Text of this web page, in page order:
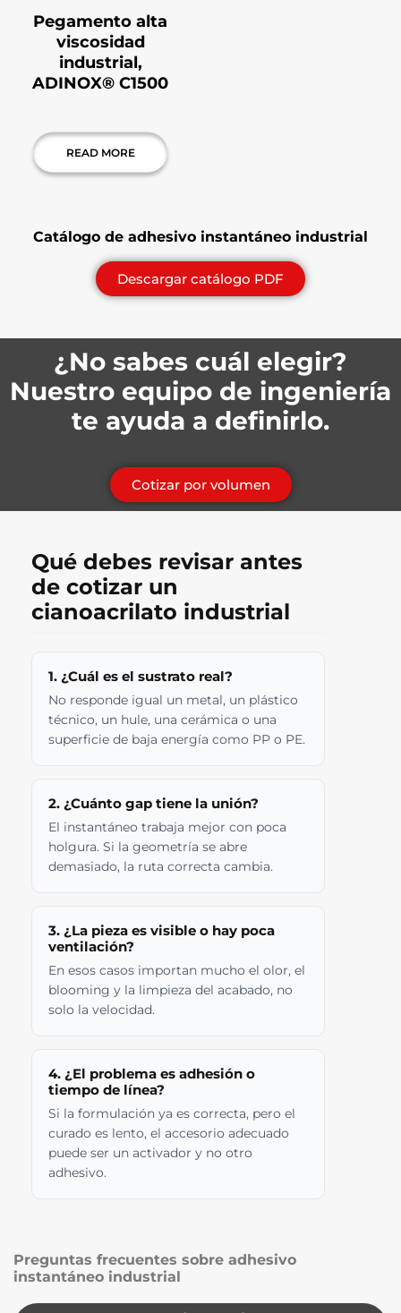
Pegamento alta
viscosidad
industrial,
ADINOX® C1500
READ MORE
Catálogo de adhesivo instantáneo industrial
Descargar catálogo PDF
¿No sabes cuál elegir?
Nuestro equipo de ingeniería
te ayuda a definirlo.
Cotizar por volumen
Qué debes revisar antes
de cotizar un
cianoacrilato industrial
1. ¿Cuál es el sustrato real?
No responde igual un metal, un plástico
técnico, un hule, una cerámica o una
superficie de baja energía como PP o PE.
2. ¿Cuánto gap tiene la unión?
El instantáneo trabaja mejor con poca
holgura. Si la geometría se abre
demasiado, la ruta correcta cambia.
3. ¿La pieza es visible o hay poca
ventilación?
En esos casos importan mucho el olor, el
blooming y la limpieza del acabado, no
solo la velocidad.
4. ¿El problema es adhesión o
tiempo de línea?
Si la formulación ya es correcta, pero el
curado es lento, el accesorio adecuado
puede ser un activador y no otro
adhesivo.
Preguntas frecuentes sobre adhesivo
instantáneo industrial